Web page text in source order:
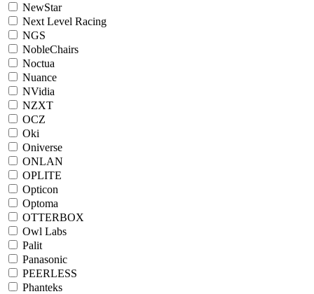
NewStar
Next Level Racing
NGS
NobleChairs
Noctua
Nuance
NVidia
NZXT
OCZ
Oki
Oniverse
ONLAN
OPLITE
Opticon
Optoma
OTTERBOX
Owl Labs
Palit
Panasonic
PEERLESS
Phanteks